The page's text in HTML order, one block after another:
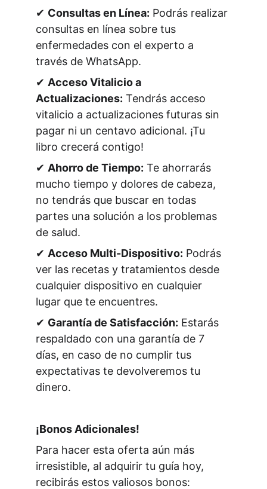
✔ Consultas en Línea: Podrás realizar
consultas en línea sobre tus
enfermedades con el experto a
través de WhatsApp.
✔ Acceso Vitalicio a
Actualizaciones: Tendrás acceso
vitalicio a actualizaciones futuras sin
pagar ni un centavo adicional. ¡Tu
libro crecerá contigo!
✔ Ahorro de Tiempo: Te ahorrarás
mucho tiempo y dolores de cabeza,
no tendrás que buscar en todas
partes una solución a los problemas
de salud.
✔ Acceso Multi-Dispositivo: Podrás
ver las recetas y tratamientos desde
cualquier dispositivo en cualquier
lugar que te encuentres.
✔ Garantía de Satisfacción: Estarás
respaldado con una garantía de 7
días, en caso de no cumplir tus
expectativas te devolveremos tu
dinero.
¡Bonos Adicionales!
Para hacer esta oferta aún más
irresistible, al adquirir tu guía hoy,
recibirás estos valiosos bonos: